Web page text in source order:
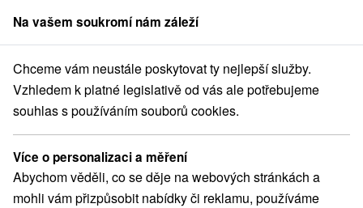
člen skupinySorger
World Cup Jasná - pobyt přímo v centru dění světového poháru
World Cup Jasná - pobyt přímo v
centru dění světového poháru
Platnost pobytu vypršela! Vyberte si níže z aktuálních nabídek.
Hotel SOREA Marmot★★Demänovská Dolina Jasná
Na vašem soukromí nám záleží
Chceme vám neustále poskytovat ty nejlepší služby.
Vzhledem k platné legislativě od vás ale potřebujeme
souhlas s používáním souborů cookies.
Více o personalizaci a měření
Abychom věděli, co se děje na webových stránkách a
mohli vám přizpůsobit nabídky či reklamu, používáme